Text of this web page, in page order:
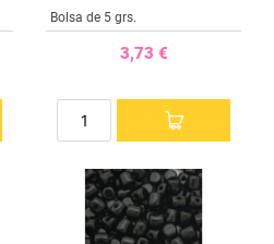
Bolsa de 5 grs.
3,73 €